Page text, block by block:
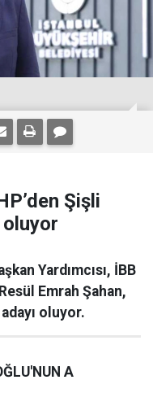
Şişli
oluyor
Yardımcısı, İBB
Emrah Şahan,
oluyor.
A